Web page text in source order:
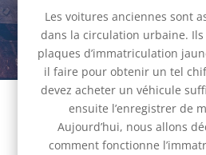
6 Juin 2022 |
Les voitures anciennes sont
dans la circulation urbaine.
plaques d’immatriculation
il faire pour obtenir un tel
devez acheter un véhicule
ensuite l’enregistrer de
Aujourd’hui, nous allons
comment fonctionne